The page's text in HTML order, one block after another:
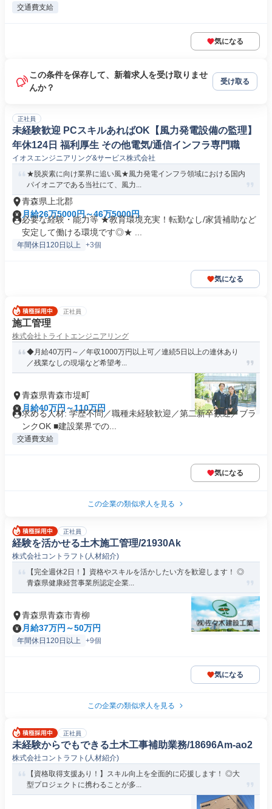
交通費支給
気になる
この条件を保存して、新着求人を受け取りませ
んか？
受け取る
正社員
未経験歓迎 PCスキルあればOK【風力発電設備の監理】
年休124日 福利厚生 その他電気/通信インフラ専門職
イオスエンジニアリング&サービス株式会社
★脱炭素に向け業界に追い風★風力発電インフラ領域における国内
パイオニアである当社にて、風力...
青森県上北郡
月給26万5000円～46万5000円
必要な経験・能力等 ★教育環境充実！転勤なし/家賃補助など
安定して働ける環境です◎★ ...
年間休日120日以上 +3個
気になる
正社員
施工管理
株式会社トライトエンジニアリング
◆月給40万円～／年収1000万円以上可／連続5日以上の連休あり
／残業なしの現場など希望考...
青森県青森市堤町
月給40万円～110万円
求める人材: 学歴不問／職種未経験歓迎／第二新卒歓迎／ブラ
ンクOK ■建設業界での...
交通費支給
気になる
この企業の類似求人を見る
正社員
経験を活かせる土木施工管理/21930Ak
株式会社コントラフト(人材紹介)
【完全週休2日！】資格やスキルを活かしたい方を歓迎します！ ◎
青森県健康経営事業所認定企業...
青森県青森市青柳
月給37万円～50万円
年間休日120日以上 +9個
気になる
この企業の類似求人を見る
正社員
未経験からでもできる土木工事補助業務/18696Am-ao2
株式会社コントラフト(人材紹介)
【資格取得支援あり！】スキル向上を全面的に応援します！ ◎大
型プロジェクトに携わることが多...